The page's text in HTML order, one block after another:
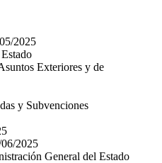
2025
Exteriores y de
y Subvenciones
2025
General del Estado